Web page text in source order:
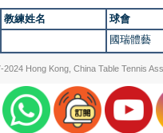
教練姓名 球會
國瑞體藝